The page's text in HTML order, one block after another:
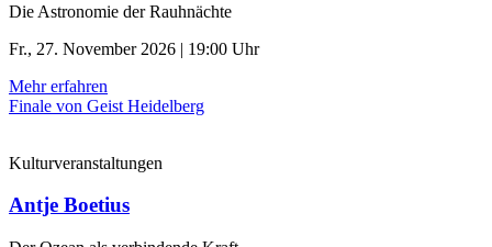
Die Astronomie der ­Rauhnächte
Fr., 27. November 2026 | 19:00 Uhr
Mehr erfahren
Finale von Geist Heidelberg
Kulturveranstaltungen
Antje Boetius